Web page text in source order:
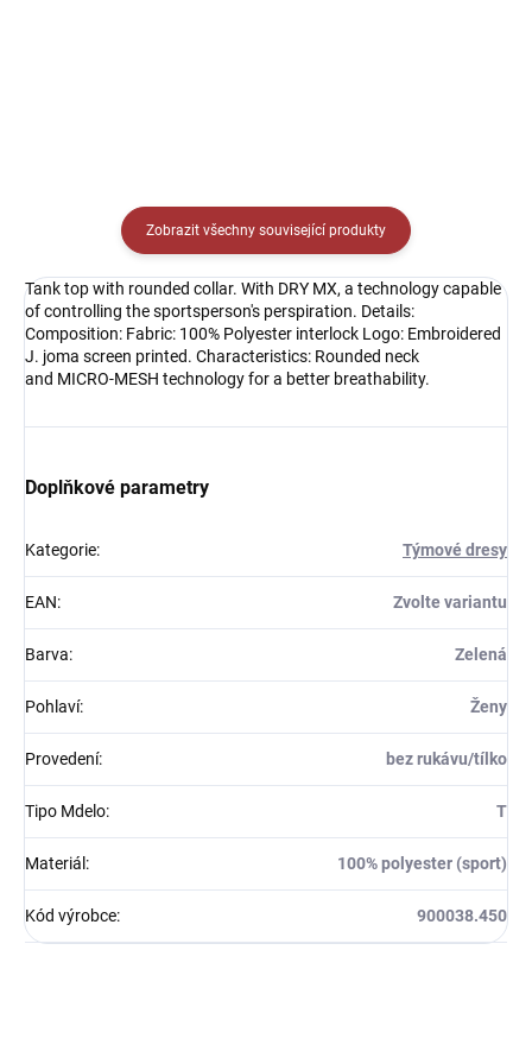
Zobrazit všechny související produkty
Tank top with rounded collar. With DRY MX, a technology capable
of controlling the sportsperson's perspiration. Details:
Composition: Fabric: 100% Polyester interlock Logo: Embroidered
J. joma screen printed. Characteristics: Rounded neck
and MICRO-MESH technology for a better breathability.
Doplňkové parametry
Kategorie: Týmové dresy
EAN: Zvolte variantu
Barva: Zelená
Pohlaví: Ženy
Provedení: bez rukávu/tílko
Tipo Mdelo: T
Materiál : 100% polyester (sport)
Kód výrobce: 900038.450